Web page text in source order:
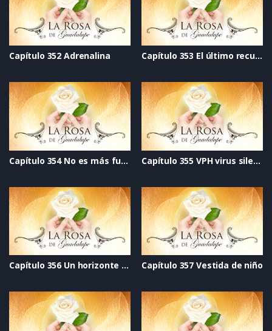
Capítulo 352 Adrenalina Capítulo 353 El último recuerdo
Capítulo 354 No es más fuerte que el amor Capítulo 355 VPH virus silencioso
Capítulo 356 Un horizonte distinto Capítulo 357 Vestida de niño